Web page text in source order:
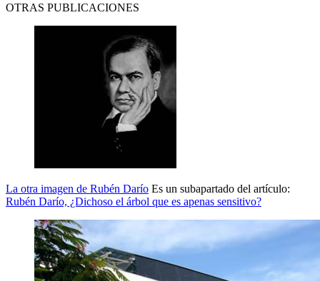
OTRAS PUBLICACIONES
La otra imagen de Rubén Darío Es un subapartado del artículo:
Rubén Darío, ¿Dichoso el árbol que es apenas sensitivo?